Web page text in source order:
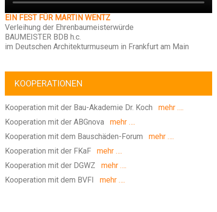
EIN FEST FÜR MARTIN WENTZ
Verleihung der Ehrenbaumeisterwürde
BAUMEISTER BDB h.c.
im Deutschen Architekturmuseum in Frankfurt am Main
KOOPERATIONEN
Kooperation mit der Bau-Akademie Dr. Koch mehr ….
Kooperation mit der ABGnova mehr ….
Kooperation mit dem Bauschäden-Forum mehr ….
Kooperation mit der FKaF mehr ….
Kooperation mit der DGWZ mehr ….
Kooperation mit dem BVFI
mehr ….